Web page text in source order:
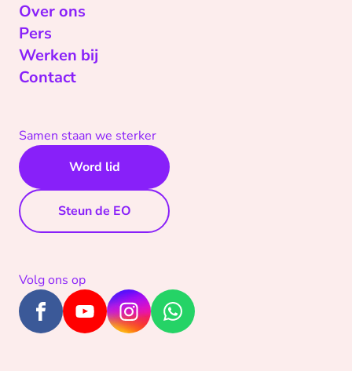
Over ons
Pers
Werken bij
Contact
Samen staan we sterker
Word lid
Steun de EO
Volg ons op